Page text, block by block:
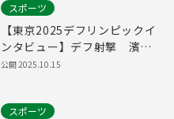
スポーツ
【東京2025デフリンピックイ
ンタビュー】デフ射撃 濱谷
秀平選手
公開2025.10.15
スポーツ